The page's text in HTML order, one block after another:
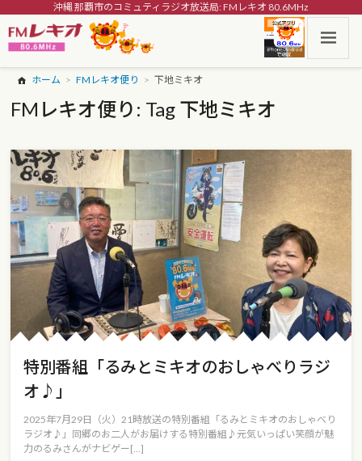
沖縄 那覇市のコミュティラジオ放送局: FMレキオ 80.6MHz
ホーム FMレキオ便り 下地ミキオ
FMレキオ便り: Tag 下地ミキオ
特別番組「るみとミキオのおしゃべりラジ
オ♪」
2025年7月29日（火）21時放送の特別番組「るみとミキオのおしゃべり
ラジオ♪」同郷のお二人がお届けする特別番組♪元気いっぱい笑顔が魅
力のるみさんがナビゲー[…]